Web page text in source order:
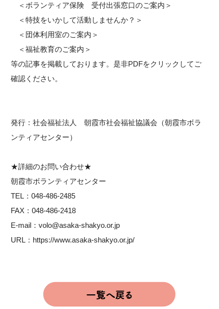
＜ボランティア保険 受付出張窓口のご案内＞
＜特技をいかして活動しませんか？＞
＜団体利用室のご案内＞
＜福祉教育のご案内＞
等の記事を掲載しております。是非PDFをクリックしてご
確認ください。
発行：社会福祉法人 朝霞市社会福祉協議会（朝霞市ボラ
ンティアセンター）
★詳細のお問い合わせ★
朝霞市ボランティアセンター
TEL：048-486-2485
FAX：048-486-2418
E-mail：volo@asaka-shakyo.or.jp
URL：https://www.asaka-shakyo.or.jp/